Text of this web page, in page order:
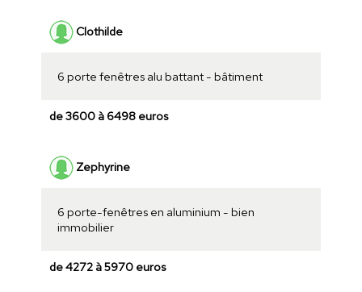
Clothilde
6 porte fenêtres alu battant - bâtiment
de 3600 à 6498 euros
Zephyrine
6 porte-fenêtres en aluminium - bien
immobilier
de 4272 à 5970 euros